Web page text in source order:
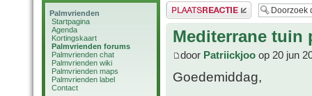
Palmvrienden
Startpagina
Agenda
Kortingskaart
Palmvrienden forums
Palmvrienden chat
Palmvrienden wiki
Palmvrienden maps
Palmvrienden label
Contact
Plaats een reactie
Mediterrane tuin
door Patriickjoo op 20 jun
Goedemiddag,